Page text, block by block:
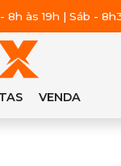
8h às 19h | Sáb -
VENDA